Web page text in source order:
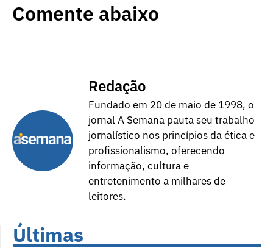
Comente abaixo
Redação
Fundado em 20 de maio de 1998, o
jornal A Semana pauta seu trabalho
jornalístico nos princípios da ética e
profissionalismo, oferecendo
informação, cultura e
entretenimento a milhares de
leitores.
Últimas